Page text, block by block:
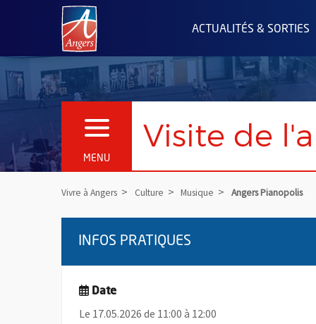
Angers.fr : Retour à l'accueil
ACTUALITÉS & SORTIES
MENU
OUVRIR LE MENU Visite de
Vivre à Angers Culture Musique Angers Pianopolis
INFOS PRATIQUES
Date
Le 17.05.2026 de 11:00 à 12:00